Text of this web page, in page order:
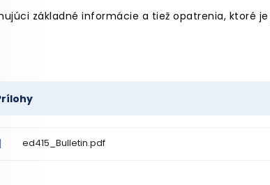
základné informácie a tiež opatrenia, ktoré
ed415_Bulletin.pdf